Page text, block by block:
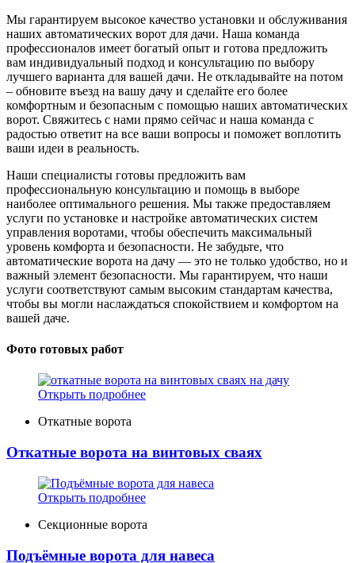
Мы гарантируем высокое качество установки и обслуживания
наших автоматических ворот для дачи. Наша команда
профессионалов имеет богатый опыт и готова предложить
вам индивидуальный подход и консультацию по выбору
лучшего варианта для вашей дачи. Не откладывайте на потом
– обновите въезд на вашу дачу и сделайте его более
комфортным и безопасным с помощью наших автоматических
ворот. Свяжитесь с нами прямо сейчас и наша команда с
радостью ответит на все ваши вопросы и поможет воплотить
ваши идеи в реальность.
Наши специалисты готовы предложить вам
профессиональную консультацию и помощь в выборе
наиболее оптимального решения. Мы также предоставляем
услуги по установке и настройке автоматических систем
управления воротами, чтобы обеспечить максимальный
уровень комфорта и безопасности. Не забудьте, что
автоматические ворота на дачу — это не только удобство, но и
важный элемент безопасности. Мы гарантируем, что наши
услуги соответствуют самым высоким стандартам качества,
чтобы вы могли наслаждаться спокойствием и комфортом на
вашей даче.
Фото готовых работ
Открыть подробнее
Откатные ворота
Откатные ворота на винтовых сваях
Открыть подробнее
Секционные ворота
Подъёмные ворота для навеса